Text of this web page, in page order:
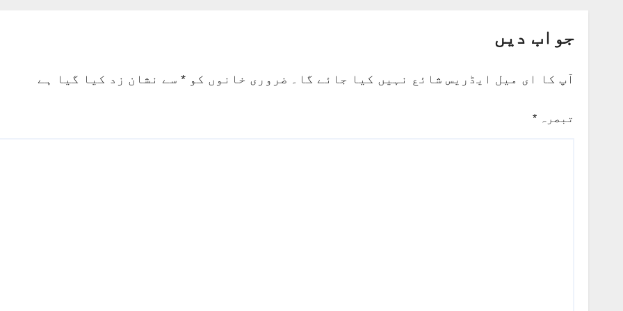
جواب دیں
آپ کا ای میل ایڈریس شائع نہیں کیا جائے گا۔ ضروری خانوں کو * سے نشان زد کیا گیا ہے
تبصرہ *